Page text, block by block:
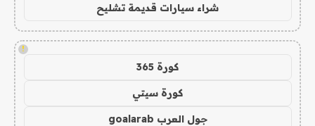
شراء سيارات قديمة تشليح
!
كورة 365
كورة سيتي
جول العرب goalarab